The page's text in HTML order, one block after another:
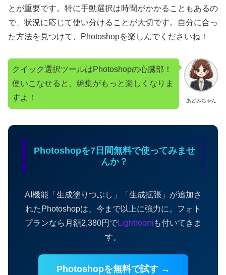
とが重要です。特に手動選択は時間がかかることもあるの
で、状況に応じて使い分けることが大切です。自分に合っ
た方法を見つけて、Photoshopを楽しんでくださいね！
あどみちゃん
クイック選択ツールはPhotoshopの心臓部！
使いこなせると、編集がもっと楽しくなりま
すよ！
Photoshopを7日間無料で使ってみませ
んか？
AI機能「生成塗りつぶし」「生成拡張」が追加さ
れたPhotoshopは、今まで以上に強力に。フォト
プランなら月額2,380円でLightroomも付いてきま
す。
Photoshopを無料で試す →